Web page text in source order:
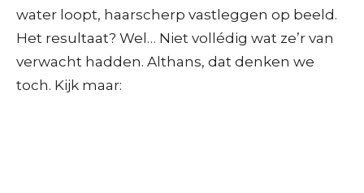
water loopt, haarscherp vastleggen op beeld.
Het resultaat? Wel… Niet vollédig wat ze’r van
verwacht hadden. Althans, dat denken we
toch. Kijk maar: